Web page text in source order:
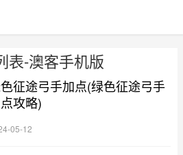
表-澳客手机版
征途弓手加点(绿色征途弓手
攻略)
05-12